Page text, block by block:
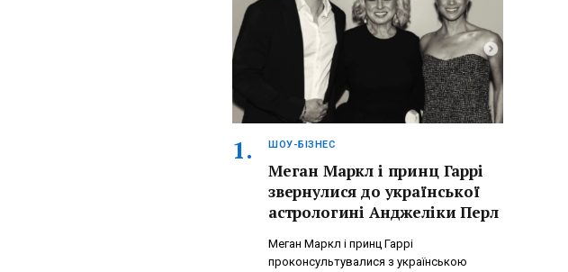
ШОУ-БІЗНЕС
Меган Маркл і принц Гаррі
звернулися до української
астрологині Анджеліки Перл
Меган Маркл і принц Гаррі
проконсультувалися з українською